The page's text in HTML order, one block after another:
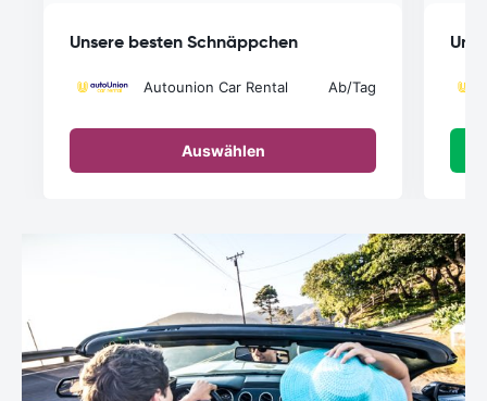
Unsere besten Schnäppchen
Autounion Car Rental Ab/Tag
Auswählen